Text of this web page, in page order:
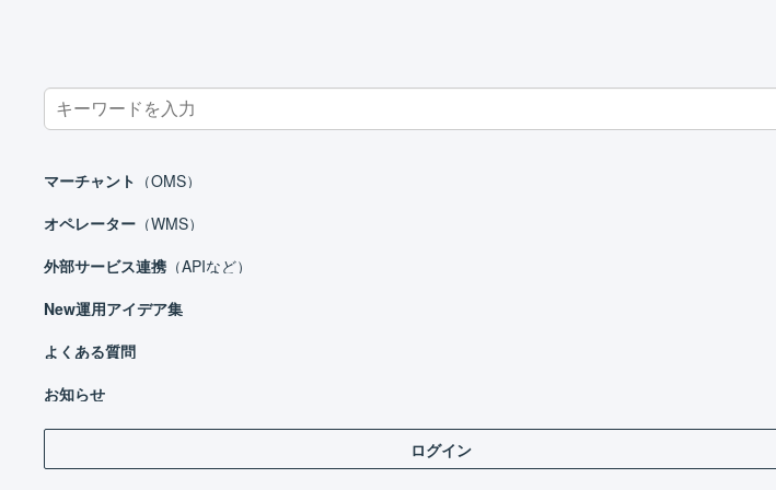
Search
for:
マーチャント （OMS）
オペレーター （WMS）
外部サービス連携 （APIなど）
New運用アイデア集
よくある質問
お知らせ
ログイン
ホーム オペレーター 在庫管理 商品区分
オペレーター
はじめる
基本設定
出荷作業
在庫管理